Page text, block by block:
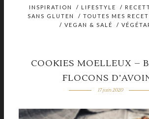
INSPIRATION / LIFESTYLE /
SANS GLUTEN
/ TOUTES MES
/ VEGAN & SALÉ /
COOKIES MOELLEUX –
FLOCONS
17 juin 2020